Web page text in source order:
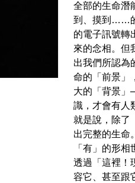
全部的生命潛
到、摸到……
的電子訊號轉
來的念相。但
出我們所認為
命的「前景」
大的「背景」
識，才會有人
就是說，除了
出完整的生命
「有」的形
透過「這裡！
容它、甚至跟